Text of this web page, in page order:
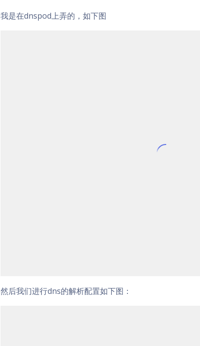
我是在dnspod上弄的，如下图
然后我们进行dns的解析配置如下图：